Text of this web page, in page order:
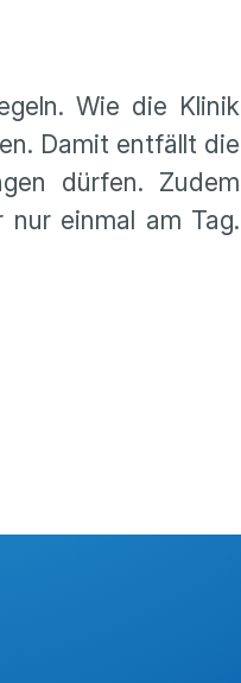
Wie die Klinik
Damit entfällt die
dürfen. Zudem
einmal am Tag.